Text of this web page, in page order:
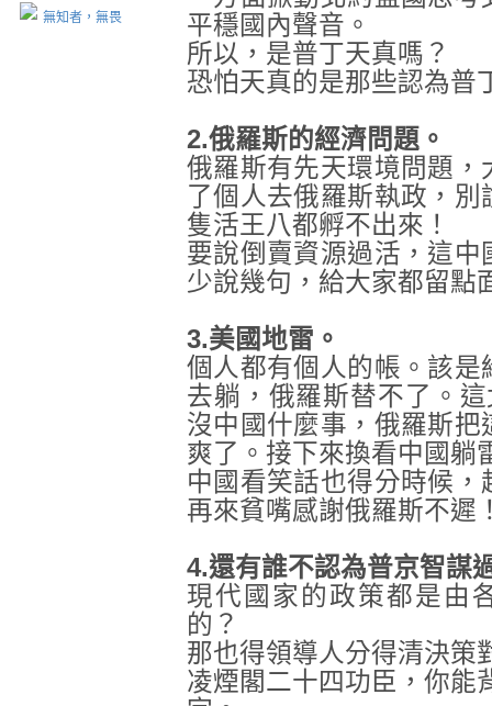
無知者，無畏
平穩國內聲音。
所以，是普丁天真嗎？
恐怕天真的是那些認為普
2.俄羅斯的經濟問題 。
俄羅斯有先天環境問題
了個人去俄羅斯執政，
隻活王八都孵不出來！
要說倒賣資源過活，這
少說幾句，給大家都留點
3.美國地雷 。
個人都有個人的帳。該
去躺，俄羅斯替不了。
沒中國什麼事，俄羅斯
爽了。接下來換看中國躺
中國看笑話也得分時候
再來貧嘴感謝俄羅斯不遲
4.還有誰不認為普京智謀
現代國家的政策都是由
的 ？
那也得領導人分得清決策
凌煙閣二十四功臣 ，你能